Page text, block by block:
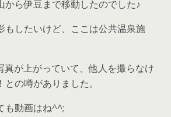
から伊豆まで移動したのでした♪
もしたいけど、ここは公共温泉施
真が上がっていて、他人を撮らなけ
の噂がありました。
も動画はね^^;